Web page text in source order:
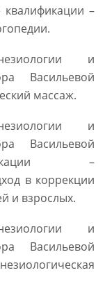
–
и
Васильевой
массаж.
и
Васильевой
–
в коррекции
и взрослых.
и
Васильевой